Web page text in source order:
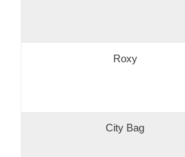
Roxy
City Bag